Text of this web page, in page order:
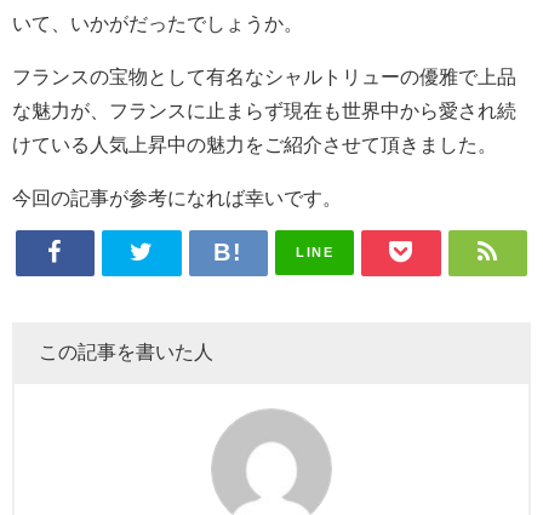
いて、いかがだったでしょうか。
フランスの宝物として有名なシャルトリューの優雅で上品
な魅力が、フランスに止まらず現在も世界中から愛され続
けている人気上昇中の魅力をご紹介させて頂きました。
今回の記事が参考になれば幸いです。
LINE
この記事を書いた人